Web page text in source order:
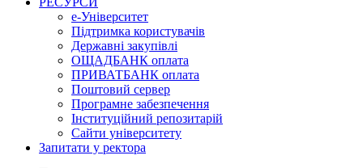
е-Університет
Підтримка користувачів
Державні закупівлі
ОЩАДБАНК оплата
ПРИВАТБАНК оплата
Поштовий сервер
Програмне забезпечення
Інституційний репозитарій
Сайти університету
Запитати у ректора